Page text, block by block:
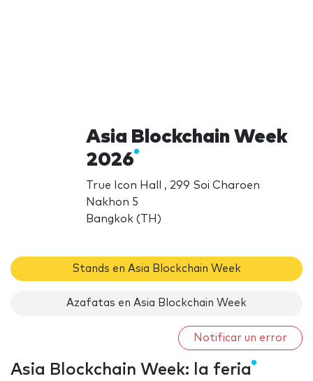
Asia Blockchain Week
2026
True Icon Hall , 299 Soi Charoen
Nakhon 5
Bangkok (TH)
Stands en Asia Blockchain Week
Azafatas en Asia Blockchain Week
Notificar un error
Asia Blockchain Week: la feria